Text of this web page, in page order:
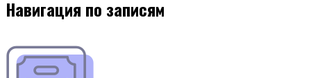
Навигация по записям